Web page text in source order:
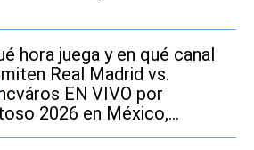
hora juega y en qué canal
Real Madrid vs.
EN VIVO por
2026 en México,
Unidos y España?